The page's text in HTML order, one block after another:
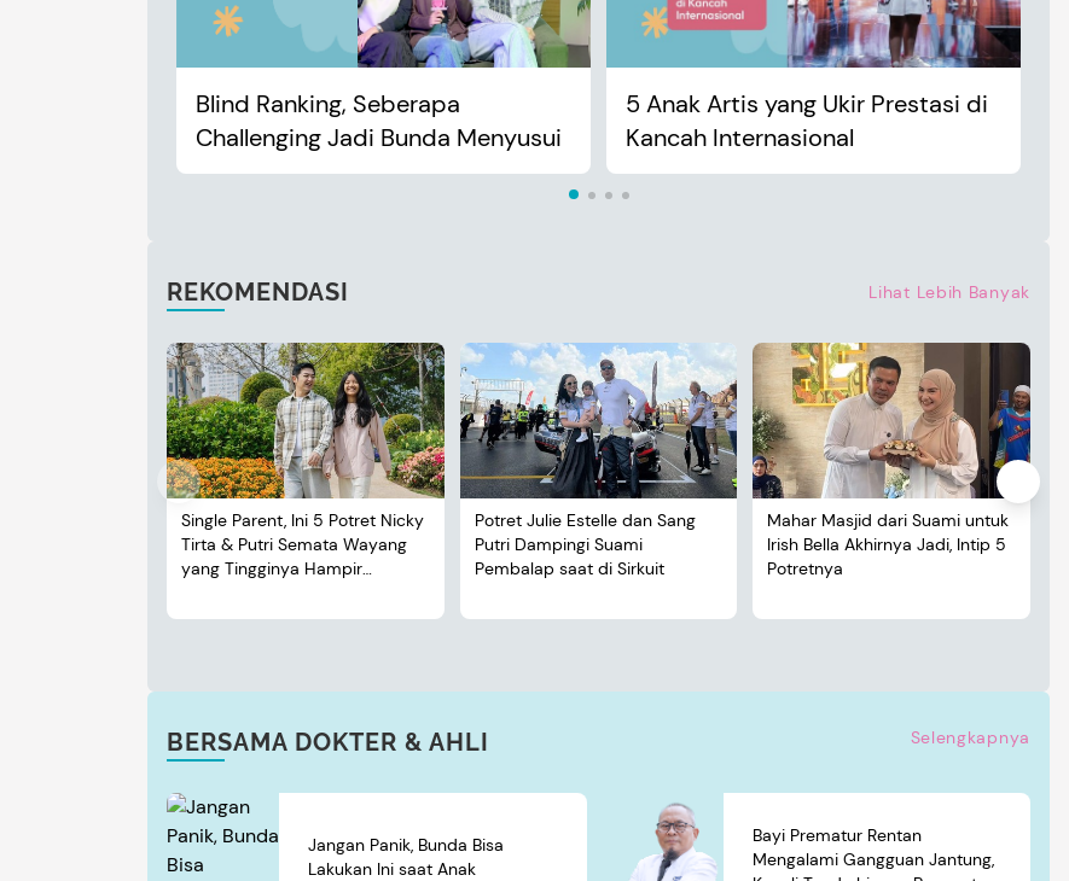
Blind Ranking, Seberapa
Challenging Jadi Bunda Menyusui
5 Anak Artis yang Ukir Prestasi di
Kancah Internasional
REKOMENDASI Lihat Lebih Banyak
Single Parent, Ini 5 Potret Nicky
Tirta & Putri Semata Wayang
yang Tingginya Hampir
Potret Julie Estelle dan Sang
Putri Dampingi Suami
Pembalap saat di Sirkuit
Mahar Masjid dari Suami untuk
Irish Bella Akhirnya Jadi, Intip 5
Potretnya
BERSAMA DOKTER & AHLI Selengkapnya
Jangan Panik, Bunda Bisa
Lakukan Ini saat Anak
Bayi Prematur Rentan
Mengalami Gangguan Jantung,